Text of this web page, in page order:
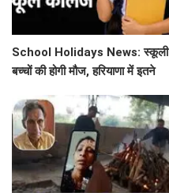
School Holidays News: स्कूली
बच्चों की होगी मौज, हरियाणा में इतने